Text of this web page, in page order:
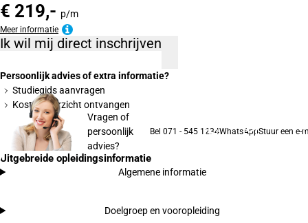
€ 219,- p/m
Meer informatie
Ik wil mij direct inschrijven
Persoonlijk advies of extra informatie?
Studiegids aanvragen
Kostenoverzicht ontvangen
Vragen of
persoonlijk
advies?
Bel 071 - 545 1234WhatsAppStuur een e-
Uitgebreide opleidingsinformatie
Algemene informatie
Doelgroep en vooropleiding